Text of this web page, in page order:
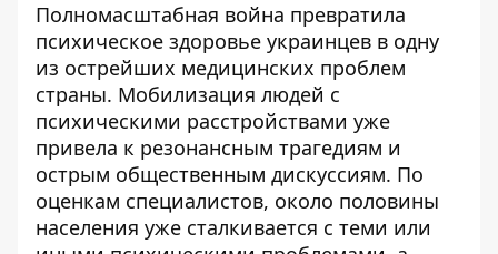
Полномасштабная война превратила
психическое здоровье украинцев в одну
из острейших медицинских проблем
страны. Мобилизация людей с
психическими расстройствами уже
привела к резонансным трагедиям и
острым общественным дискуссиям. По
оценкам специалистов, около половины
населения уже сталкивается с теми или